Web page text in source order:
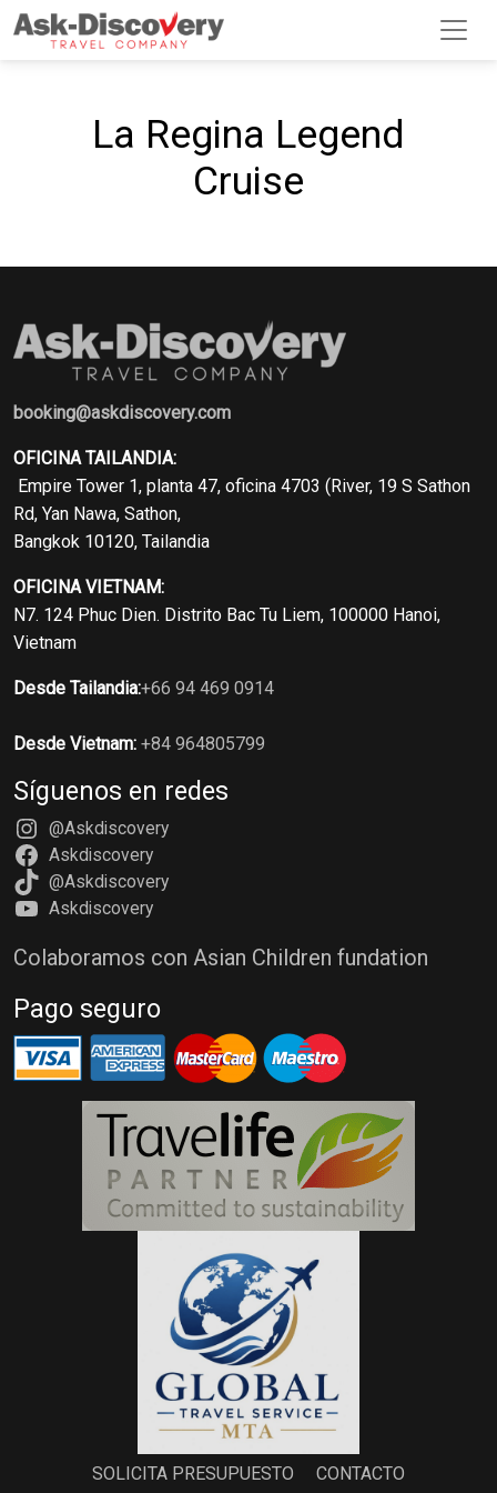
La Regina Legend
Cruise
booking@askdiscovery.com
OFICINA TAILANDIA:
Empire Tower 1, planta 47, oficina 4703 (River, 19 S Sathon
Rd, Yan Nawa, Sathon,
Bangkok 10120, Tailandia
OFICINA VIETNAM:
N7. 124 Phuc Dien. Distrito Bac Tu Liem, 100000 Hanoi,
Vietnam
Desde Tailandia:+66 94 469 0914
Desde Vietnam: +84 964805799
Síguenos en redes
@Askdiscovery
Askdiscovery
@Askdiscovery
Askdiscovery
Colaboramos con Asian Children fundation
Pago seguro
SOLICITA PRESUPUESTO CONTACTO